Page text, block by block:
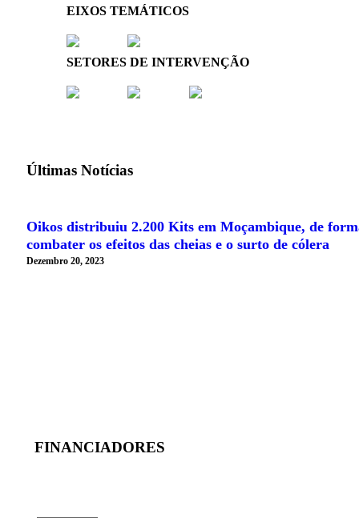
EIXOS TEMÁTICOS
SETORES DE INTERVENÇÃO
Últimas Notícias
Oikos distribuiu 2.200 Kits em Moçambique, de
combater os efeitos das cheias e o surto de cólera
Dezembro 20, 2023
FINANCIADORES